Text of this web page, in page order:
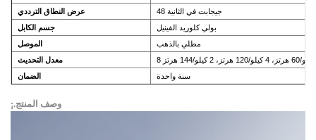
عرض النطاق الترددي
48 جيجابت في الثانية
جسم الكابل
بولي كلوريد الفينيل
الموصل
مطلي بالذهب
معدل التحديث
8 كيلو/60 هرتز، 4 كيلو/120 هرتز، 2 كيلو/144 هرتز
الضمان
سنة واحدة
¡.وصف المنتج